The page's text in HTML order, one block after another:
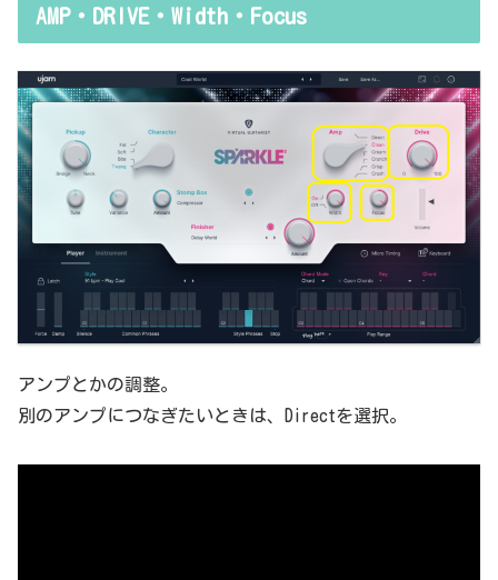
AMP・DRIVE・Width・Focus
アンプとかの調整。
別のアンプにつなぎたいときは、Directを選択。